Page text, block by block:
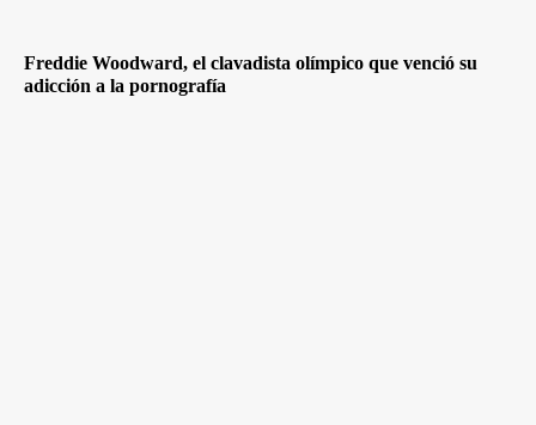
Freddie Woodward, el clavadista olímpico que venció su
adicción a la pornografía